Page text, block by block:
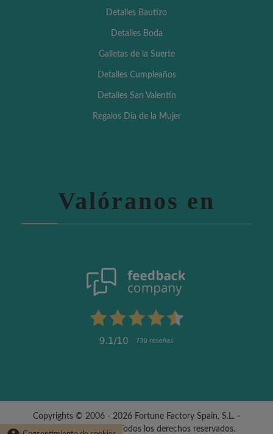
Detalles Bautizo
Detalles Boda
Galletas de la Suerte
Detalles Cumpleaños
Detalles San Valentín
Regalos Día de la Mujer
Valóranos en
Copyrights © 2006 - 2026 Fortune Factory Spain, S.L. -
fabricadelasuerte.es | Todos los derechos reservados.